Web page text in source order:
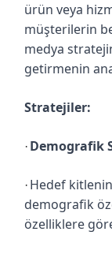
ürün veya
müşterilerin
medya
getirmenin
Stratejiler:
· Demografik
· Hedef
demografik
özelliklere